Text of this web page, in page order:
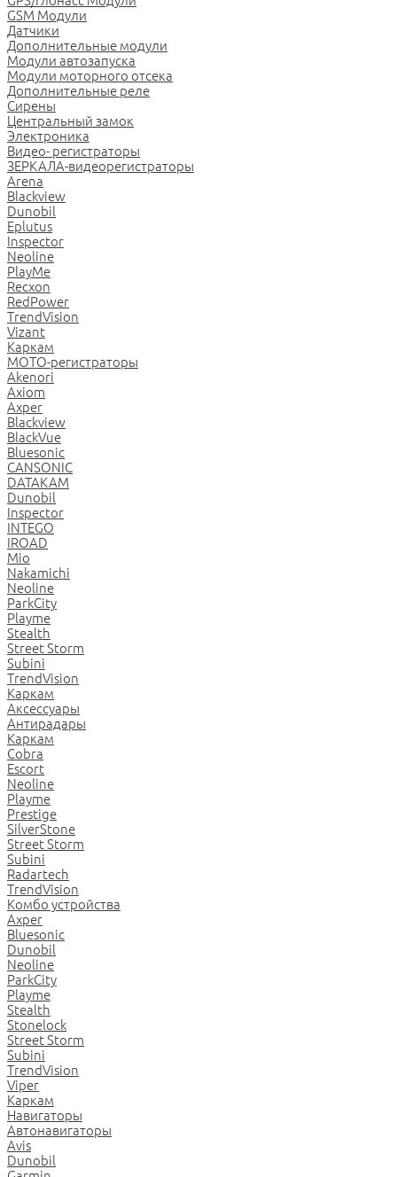
GSM Модули
Датчики
Дополнительные модули
Модули автозапуска
Модули моторного отсека
Дополнительные реле
Сирены
Центральный замок
Электроника
Видео- регистраторы
ЗЕРКАЛА-видеорегистраторы
Arena
Blackview
Dunobil
Eplutus
Inspector
Neoline
PlayMe
Recxon
RedPower
TrendVision
Vizant
Каркам
МОТО-регистраторы
Akenori
Axiom
Axper
Blackview
BlackVue
Bluesonic
CANSONIC
DATAKAM
Dunobil
Inspector
INTEGO
IROAD
Mio
Nakamichi
Neoline
ParkCity
Playme
Stealth
Street Storm
Subini
TrendVision
Каркам
Аксессуары
Антирадары
Каркам
Cobra
Escort
Neoline
Playme
Prestige
SilverStone
Street Storm
Subini
Radartech
TrendVision
Комбо устройства
Axper
Bluesonic
Dunobil
Neoline
ParkCity
Playme
Stealth
Stonelock
Street Storm
Subini
TrendVision
Viper
Каркам
Навигаторы
Автонавигаторы
Avis
Dunobil